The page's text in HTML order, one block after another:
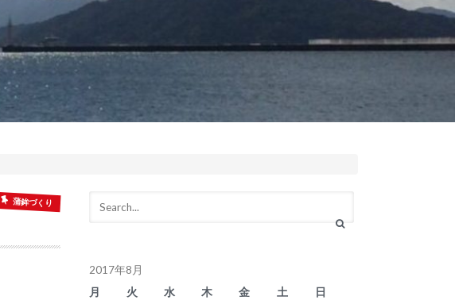
蒲鉾づくり
2017年8月
月
火 水 木 金 土
日